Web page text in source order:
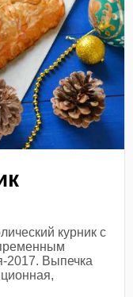
курник с
2017. Выпечка